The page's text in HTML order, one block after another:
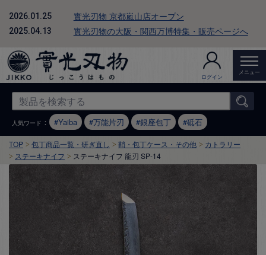
2026.01.25 實光刃物 京都嵐山店オープン
2025.04.13 實光刃物の大阪・関西万博特集・販売ページへ
ログイン
メニュー
人気ワード ： Yaiba 万能片刃 銀座包丁 砥石
TOP 包丁商品一覧・研ぎ直し 鞘・包丁ケース・その他
カトラリー
ステーキナイフ
ステーキナイフ 龍刃 SP-14